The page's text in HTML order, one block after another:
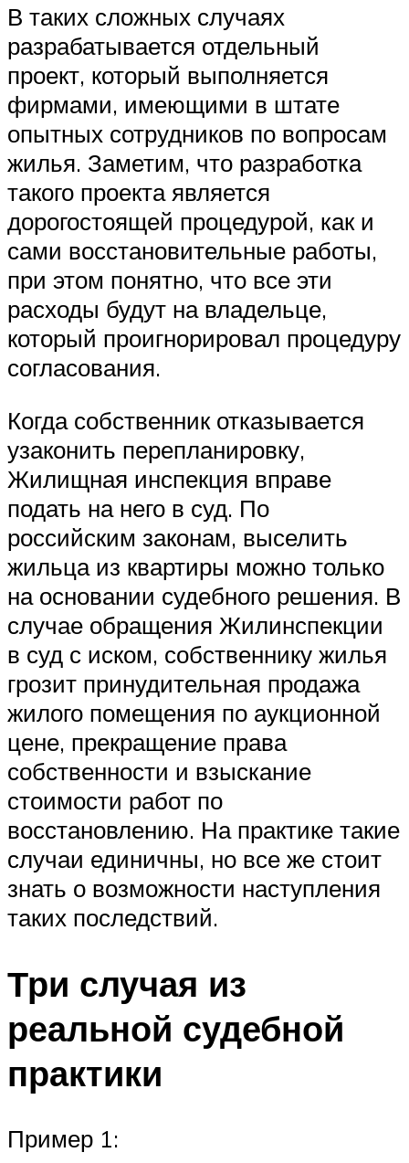
В таких сложных случаях
разрабатывается отдельный
проект, который выполняется
фирмами, имеющими в штате
опытных сотрудников по вопросам
жилья. Заметим, что разработка
такого проекта является
дорогостоящей процедурой, как и
сами восстановительные работы,
при этом понятно, что все эти
расходы будут на владельце,
который проигнорировал процедуру
согласования.
Когда собственник отказывается
узаконить перепланировку,
Жилищная инспекция вправе
подать на него в суд. По
российским законам, выселить
жильца из квартиры можно только
на основании судебного решения. В
случае обращения Жилинспекции
в суд с иском, собственнику жилья
грозит принудительная продажа
жилого помещения по аукционной
цене, прекращение права
собственности и взыскание
стоимости работ по
восстановлению. На практике такие
случаи единичны, но все же стоит
знать о возможности наступления
таких последствий.
Три случая из
реальной судебной
практики
Пример 1: